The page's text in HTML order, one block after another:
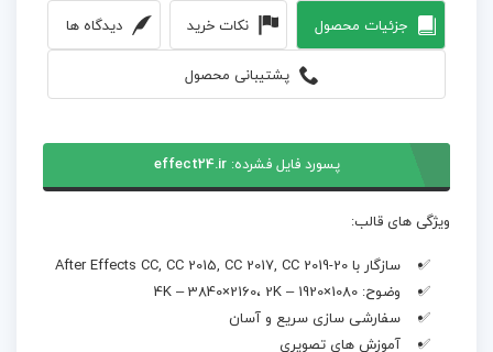
جزئیات محصول نکات خرید دیدگاه ها
پشتیبانی محصول
پسورد فایل فشرده:effect24.ir
ویژگی های قالب:
سازگار با After Effects CC, CC 2015, CC 2017, CC 2019-20
وضوح: 4K – 3840×2160، 2K – 1920×1080
سفارشی سازی سریع و آسان
آموزش های تصویری